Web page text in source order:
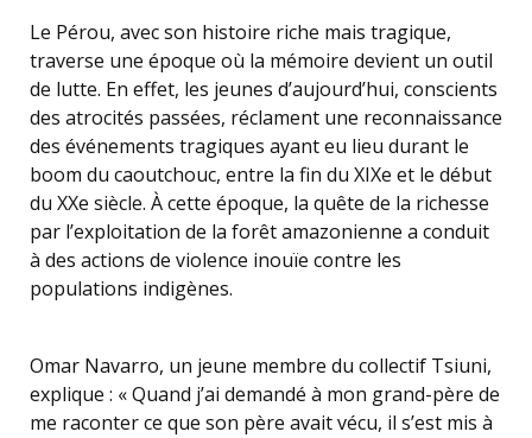
Le Pérou, avec son histoire riche mais tragique,
traverse une époque où la mémoire devient un outil
de lutte. En effet, les jeunes d’aujourd’hui, conscients
des atrocités passées, réclament une reconnaissance
des événements tragiques ayant eu lieu durant le
boom du caoutchouc, entre la fin du XIXe et le début
du XXe siècle. À cette époque, la quête de la richesse
par l’exploitation de la forêt amazonienne a conduit
à des actions de violence inouïe contre les
populations indigènes.
Omar Navarro, un jeune membre du collectif Tsiuni,
explique : « Quand j’ai demandé à mon grand-père de
me raconter ce que son père avait vécu, il s’est mis à